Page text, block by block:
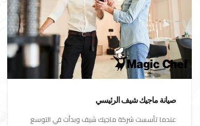
صيانة ماجيك شيف الرئيسي
عندما تأسست شركة ماجيك شيف وبدأت في التوسع